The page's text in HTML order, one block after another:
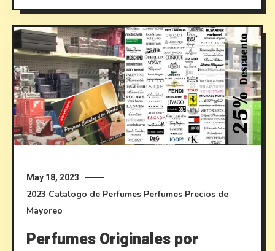
May 18, 2023
2023 Catalogo de Perfumes Perfumes Precios de
Mayoreo
Perfumes Originales por